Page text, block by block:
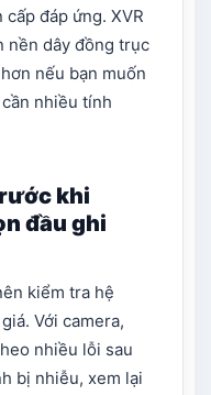
đáp ứng. XVR
nền dây đồng trục
nếu bạn muốn
nhiều tính
khi
đầu ghi
kiểm tra hệ
Với camera,
nhiều lỗi sau
bị nhiễu, xem lại